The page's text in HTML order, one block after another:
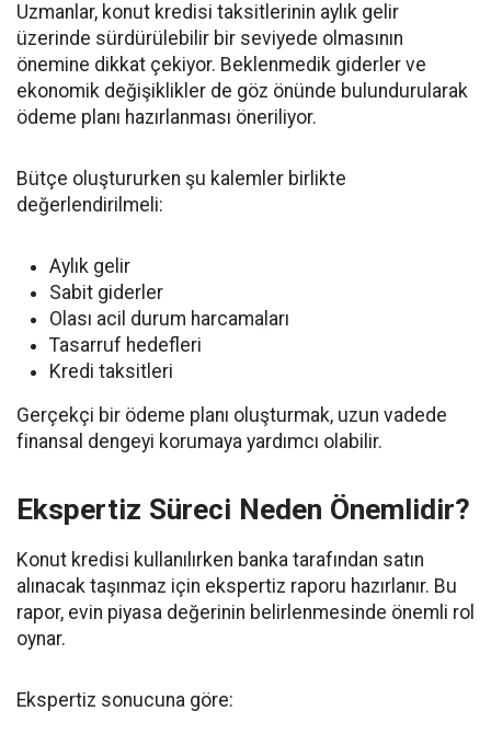
Uzmanlar, konut kredisi taksitlerinin aylık gelir
üzerinde sürdürülebilir bir seviyede olmasının
önemine dikkat çekiyor. Beklenmedik giderler ve
ekonomik değişiklikler de göz önünde bulundurularak
ödeme planı hazırlanması öneriliyor.
Bütçe oluştururken şu kalemler birlikte
değerlendirilmeli:
Aylık gelir
Sabit giderler
Olası acil durum harcamaları
Tasarruf hedefleri
Kredi taksitleri
Gerçekçi bir ödeme planı oluşturmak, uzun vadede
finansal dengeyi korumaya yardımcı olabilir.
Ekspertiz Süreci Neden Önemlidir?
Konut kredisi kullanılırken banka tarafından satın
alınacak taşınmaz için ekspertiz raporu hazırlanır. Bu
rapor, evin piyasa değerinin belirlenmesinde önemli rol
oynar.
Ekspertiz sonucuna göre: